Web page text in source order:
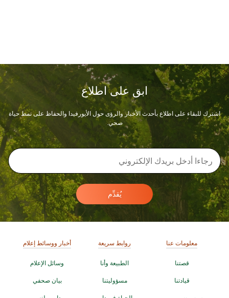
ابق على اطلاع
اشترك للبقاء على اطلاع بأحدث الأخبار والرؤى حول الأيورفيدا والحفاظ على نمط حياة
صحي.
يُقدِّم
معلومات عنا
قصتنا
قيادتنا
روابط سريعة
الطبيعة وأنا
مسؤوليتنا
أخبار ووسائط إعلام
وسائل الإعلام
بيان صحفي